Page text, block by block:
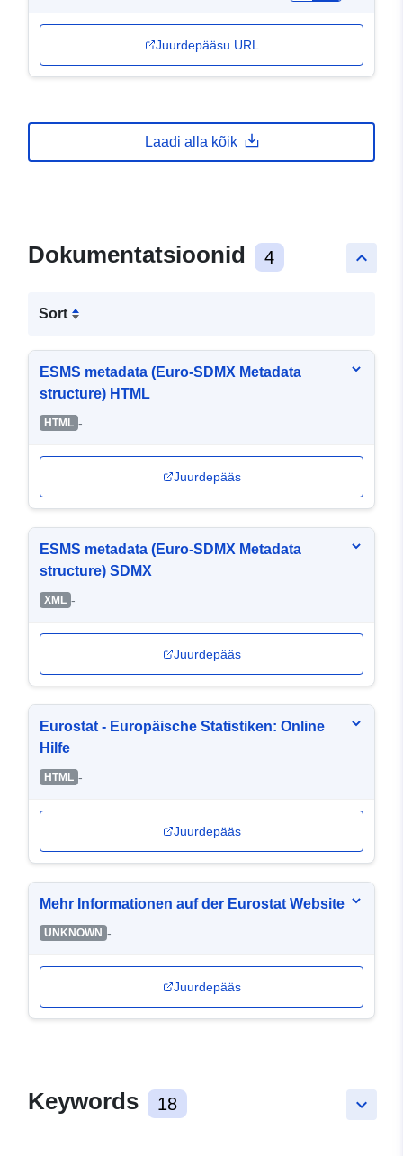
Juurdepääsu URL
Laadi alla kõik
keyboard_arrow_up
Dokumentatsioonid 4
Sort
ESMS metadata (Euro-SDMX Metadata
structure) HTML
HTML -
Juurdepääs
ESMS metadata (Euro-SDMX Metadata
structure) SDMX
XML -
Juurdepääs
Eurostat - Europäische Statistiken: Online
Hilfe
HTML -
Juurdepääs
Mehr Informationen auf der Eurostat Website
UNKNOWN -
Juurdepääs
keyboard_arrow_down
Keywords 18